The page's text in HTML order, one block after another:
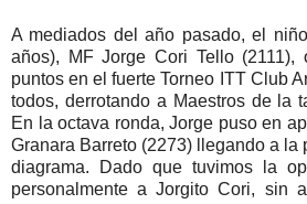
A mediados del año pasado, el
años), MF Jorge Cori Tello
puntos en el fuerte Torneo ITT Club
todos, derrotando a Maestros de la
En la octava ronda, Jorge puso en
Granara Barreto (2273) llegando a la
diagrama. Dado que tuvimos la
personalmente a Jorgito Cori, sin